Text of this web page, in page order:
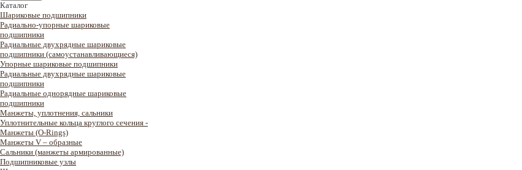
Каталог
Шариковые подшипники
Радиально-упорные шариковые
подшипники
Радиальные двухрядные шариковые
подшипники (самоустанавливающиеся)
Упорные шариковые подшипники
Радиальные двухрядные шариковые
подшипники
Радиальные однорядные шариковые
подшипники
Манжеты, уплотнения, сальники
Уплотнительные кольца круглого сечения -
Манжеты (O-Rings)
Манжеты V – образные
Сальники (манжеты армированные)
Подшипниковые узлы